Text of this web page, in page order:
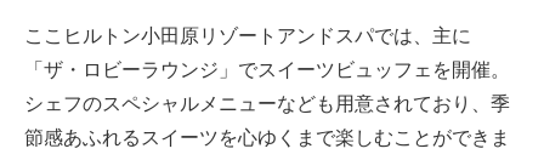
ここヒルトン小田原リゾートアンドスパでは、主に
「ザ・ロビーラウンジ」でスイーツビュッフェを開催。
シェフのスペシャルメニューなども用意されており、季
節感あふれるスイーツを心ゆくまで楽しむことができま